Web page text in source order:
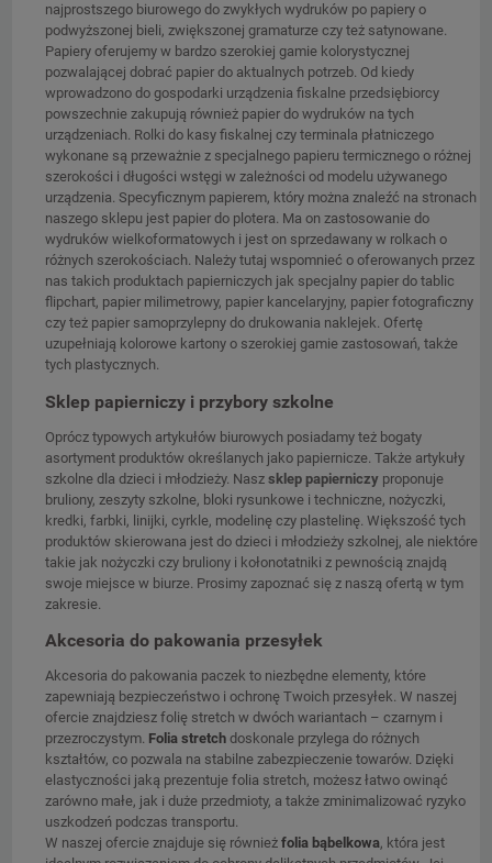
najprostszego biurowego do zwykłych wydruków po papiery o
podwyższonej bieli, zwiększonej gramaturze czy też satynowane.
Papiery oferujemy w bardzo szerokiej gamie kolorystycznej
pozwalającej dobrać papier do aktualnych potrzeb. Od kiedy
wprowadzono do gospodarki urządzenia fiskalne przedsiębiorcy
powszechnie zakupują również papier do wydruków na tych
urządzeniach. Rolki do kasy fiskalnej czy terminala płatniczego
wykonane są przeważnie z specjalnego papieru termicznego o różnej
szerokości i długości wstęgi w zależności od modelu używanego
urządzenia. Specyficznym papierem, który można znaleźć na stronach
naszego sklepu jest papier do plotera. Ma on zastosowanie do
wydruków wielkoformatowych i jest on sprzedawany w rolkach o
różnych szerokościach. Należy tutaj wspomnieć o oferowanych przez
nas takich produktach papierniczych jak specjalny papier do tablic
flipchart, papier milimetrowy, papier kancelaryjny, papier fotograficzny
czy też papier samoprzylepny do drukowania naklejek. Ofertę
uzupełniają kolorowe kartony o szerokiej gamie zastosowań, także
tych plastycznych.
Sklep papierniczy i przybory szkolne
Oprócz typowych artykułów biurowych posiadamy też bogaty
asortyment produktów określanych jako papiernicze. Także artykuły
szkolne dla dzieci i młodzieży. Nasz sklep papierniczy proponuje
bruliony, zeszyty szkolne, bloki rysunkowe i techniczne, nożyczki,
kredki, farbki, linijki, cyrkle, modelinę czy plastelinę. Większość tych
produktów skierowana jest do dzieci i młodzieży szkolnej, ale niektóre
takie jak nożyczki czy bruliony i kołonotatniki z pewnością znajdą
swoje miejsce w biurze. Prosimy zapoznać się z naszą ofertą w tym
zakresie.
Akcesoria do pakowania przesyłek
Akcesoria do pakowania paczek to niezbędne elementy, które
zapewniają bezpieczeństwo i ochronę Twoich przesyłek. W naszej
ofercie znajdziesz folię stretch w dwóch wariantach – czarnym i
przezroczystym. Folia stretch doskonale przylega do różnych
kształtów, co pozwala na stabilne zabezpieczenie towarów. Dzięki
elastyczności jaką prezentuje folia stretch, możesz łatwo owinąć
zarówno małe, jak i duże przedmioty, a także zminimalizować ryzyko
uszkodzeń podczas transportu.
W naszej ofercie znajduje się również folia bąbelkowa, która jest